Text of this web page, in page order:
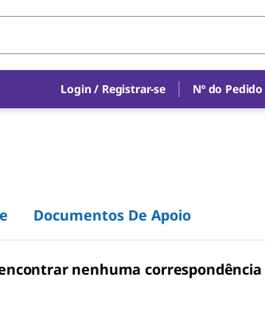
Login / Registrar-se Nº do Pedido
Documentos De Apoio
nenhuma correspondência